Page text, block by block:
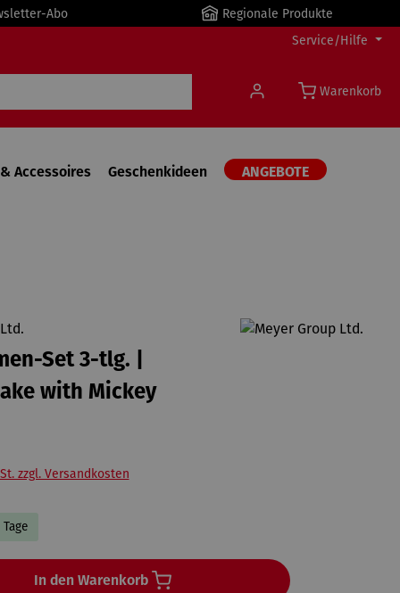
Abo
Regionale Produkte
Service/Hilfe
Warenkorb
Accessoires Geschenkideen ANGEBOTE
Set 3-tlg. |
with Mickey
zzgl. Versandkosten
In den Warenkorb